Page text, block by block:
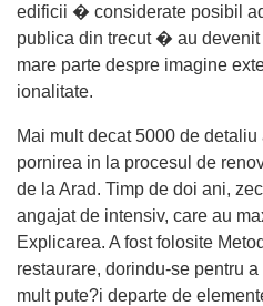
edificii � considerate posibil
publica din trecut � au
mare parte despre imagine
ionalitate.
Mai mult decat 5000 de
pornirea in la procesul de
de la Arad. Timp de doi ani,
angajat de intensiv, care au
Explicarea. A fost folosite
restaurare, dorindu-se pentru
mult pute?i departe de